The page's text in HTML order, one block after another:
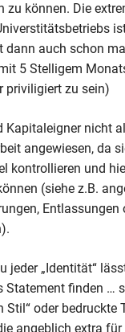
zu können. Die
dann auch schon
5 Stelligem
priviligiert zu sein)
Kapitaleigner nicht
angewiesen, da
kontrollieren und
(siehe z.B.
Entlassungen
jeder „Identität“
Statement finden …
Stil“ oder bedruckte
angeblich extra